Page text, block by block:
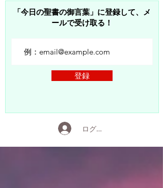
「今日の聖書の御言葉」に登録して、メ
ールで受け取る！
登録
ログイン